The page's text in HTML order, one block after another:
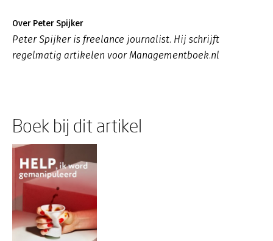
Over Peter Spijker
Peter Spijker is freelance journalist. Hij schrijft
regelmatig artikelen voor Managementboek.nl
Boek bij dit artikel